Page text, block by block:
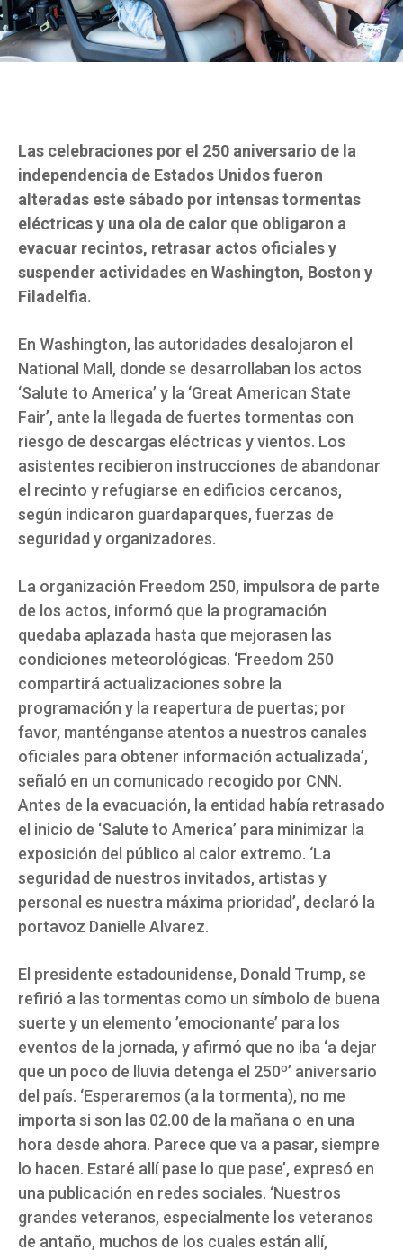
Las celebraciones por el 250 aniversario de la
independencia de Estados Unidos fueron
alteradas este sábado por intensas tormentas
eléctricas y una ola de calor que obligaron a
evacuar recintos, retrasar actos oficiales y
suspender actividades en Washington, Boston y
Filadelfia.
En Washington, las autoridades desalojaron el
National Mall, donde se desarrollaban los actos
‘Salute to America’ y la ‘Great American State
Fair’, ante la llegada de fuertes tormentas con
riesgo de descargas eléctricas y vientos. Los
asistentes recibieron instrucciones de abandonar
el recinto y refugiarse en edificios cercanos,
según indicaron guardaparques, fuerzas de
seguridad y organizadores.
La organización Freedom 250, impulsora de parte
de los actos, informó que la programación
quedaba aplazada hasta que mejorasen las
condiciones meteorológicas. ‘Freedom 250
compartirá actualizaciones sobre la
programación y la reapertura de puertas; por
favor, manténganse atentos a nuestros canales
oficiales para obtener información actualizada’,
señaló en un comunicado recogido por CNN.
Antes de la evacuación, la entidad había retrasado
el inicio de ‘Salute to America’ para minimizar la
exposición del público al calor extremo. ‘La
seguridad de nuestros invitados, artistas y
personal es nuestra máxima prioridad’, declaró la
portavoz Danielle Alvarez.
El presidente estadounidense, Donald Trump, se
refirió a las tormentas como un símbolo de buena
suerte y un elemento ’emocionante’ para los
eventos de la jornada, y afirmó que no iba ‘a dejar
que un poco de lluvia detenga el 250º’ aniversario
del país. ‘Esperaremos (a la tormenta), no me
importa si son las 02.00 de la mañana o en una
hora desde ahora. Parece que va a pasar, siempre
lo hacen. Estaré allí pase lo que pase’, expresó en
una publicación en redes sociales. ‘Nuestros
grandes veteranos, especialmente los veteranos
de antaño, muchos de los cuales están allí,